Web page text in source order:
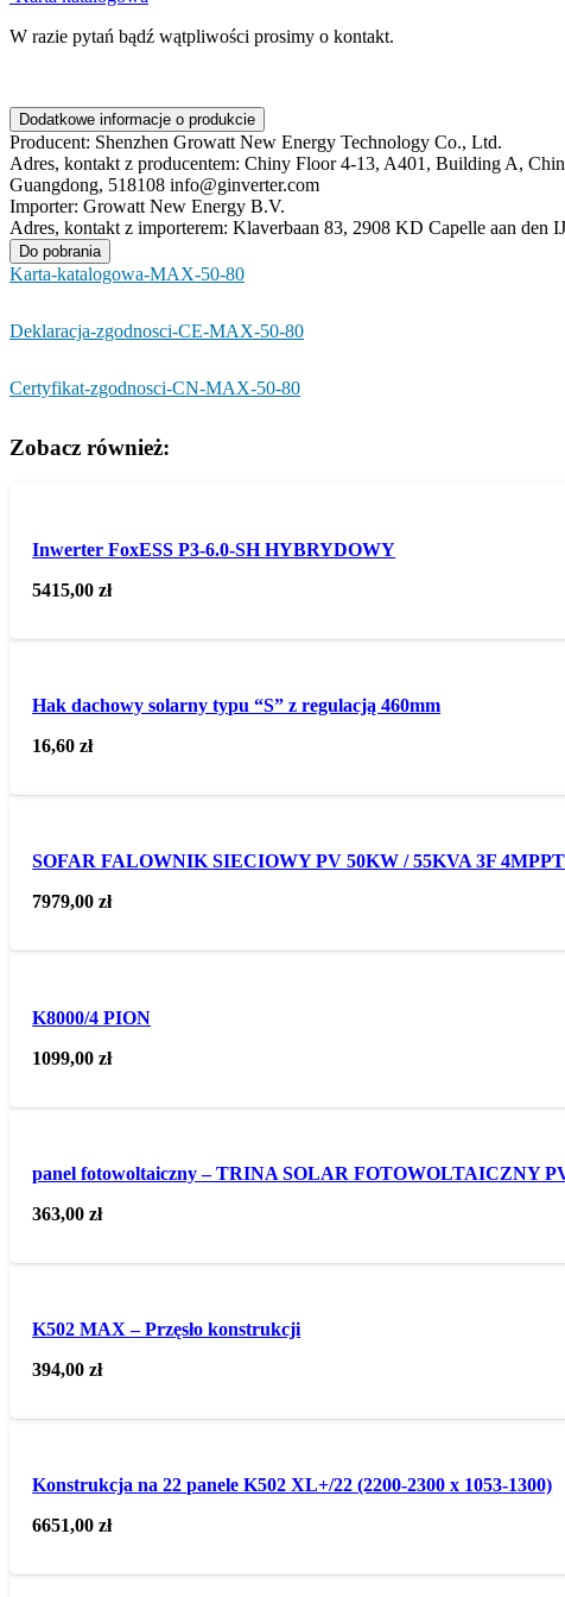
W razie pytań bądź wątpliwości prosimy o kontakt.
Dodatkowe informacje o produkcie
Producent: Shenzhen Growatt New Energy Technology Co., Ltd.
Adres, kontakt z producentem: Chiny Floor 4-13, A401, Building A,
Guangdong, 518108 info@ginverter.com
Importer: Growatt New Energy B.V.
Adres, kontakt z importerem: Klaverbaan 83, 2908 KD Capelle aan den
Do pobrania
Karta-katalogowa-MAX-50-80
Deklaracja-zgodnosci-CE-MAX-50-80
Certyfikat-zgodnosci-CN-MAX-50-80
Zobacz również:
Inwerter FoxESS P3-6.0-SH HYBRYDOWY
5415,00zł
Hak dachowy solarny typu “S” z regulacją 460mm
16,60zł
SOFAR FALOWNIK SIECIOWY PV 50KW / 55KVA 3F
7979,00zł
K8000/4 PION
1099,00zł
panel fotowoltaiczny – TRINA SOLAR FOTOWOLTAICZNY
363,00zł
K502 MAX – Przęsło konstrukcji
394,00zł
Konstrukcja na 22 panele K502 XL+/22 (2200-2300 x 1053-1300)
6651,00zł